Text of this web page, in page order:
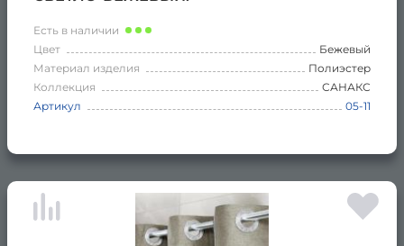
Есть в наличии
Цвет
Бежевый
Материал изделия
Полиэстер
Коллекция
САНАКС
Артикул
05-11